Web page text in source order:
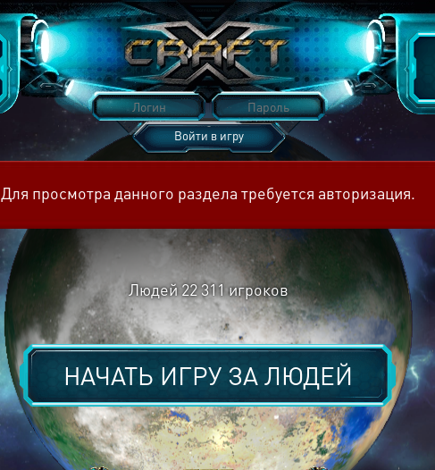
Войти в игру
Для просмотра данного раздела требуется авторизация.
Людей 22 311 игроков
НАЧАТЬ ИГРУ ЗАЛЮДЕЙ